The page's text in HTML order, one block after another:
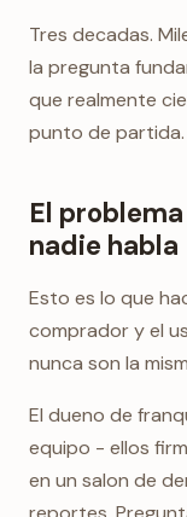
Tres decadas.
la pregunta
que realmente
punto de partida.
El
nadie habla
Esto es lo que
comprador y el
nunca son la
El dueno de
equipo - ellos
en un salon de